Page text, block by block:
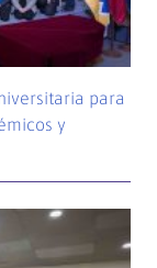
para
y